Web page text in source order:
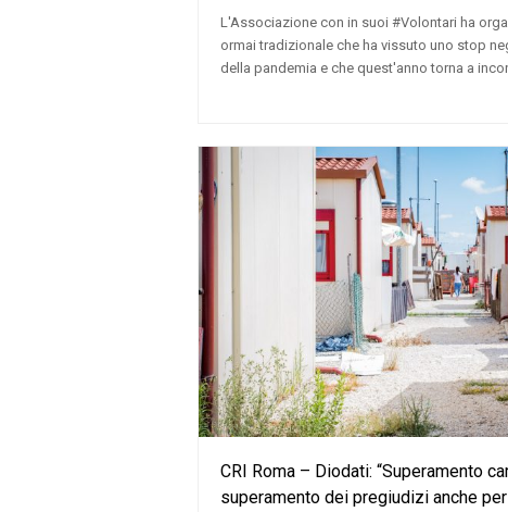
L'Associazione con in suoi #Volontari ha
ormai tradizionale che ha vissuto uno stop
della pandemia e che quest'anno torna a
CRI Roma – Diodati: “Superamento
superamento dei pregiudizi anche